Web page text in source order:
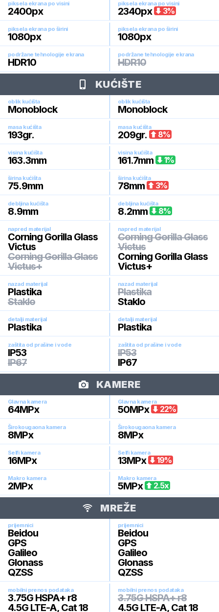
piksela ekrana po visini
2400px
piksela ekrana po visini
2340px 3%
piksela ekrana po širini
1080px
piksela ekrana po širini
1080px
podržane tehnologije ekrana
HDR10
podržane tehnologije ekrana
HDR10
KUĆIŠTE
oblik kućišta
Monoblock
oblik kućišta
Monoblock
masa kućišta
193gr.
masa kućišta
209gr. 8%
visina kućišta
163.3mm
visina kućišta
161.7mm 1%
širina kućišta
75.9mm
širina kućišta
78mm 3%
debljina kućišta
8.9mm
debljina kućišta
8.2mm 8%
napred materijal
Corning Gorilla Glass
Victus
Corning Gorilla Glass
Victus+
napred materijal
Corning Gorilla Glass
Victus
Corning Gorilla Glass
Victus+
nazad materijal
Plastika
Staklo
nazad materijal
Plastika
Staklo
detalji materijal
Plastika
detalji materijal
Plastika
zaštita od prašine i vode
IP53
IP67
zaštita od prašine i vode
IP53
IP67
KAMERE
Glavna kamera
64MPx
Glavna kamera
50MPx 22%
Širokougaona kamera
8MPx
Širokougaona kamera
8MPx
Selfi kamera
16MPx
Selfi kamera
13MPx 19%
Makro kamera
2MPx
Makro kamera
5MPx 2.5x
MREŽE
prijemnici
Beidou
GPS
Galileo
Glonass
QZSS
prijemnici
Beidou
GPS
Galileo
Glonass
QZSS
mobilni prenos podataka
3.75G HSPA+ r8
4.5G LTE-A, Cat 18
mobilni prenos podataka
3.75G HSPA+ r8
4.5G LTE-A, Cat 18